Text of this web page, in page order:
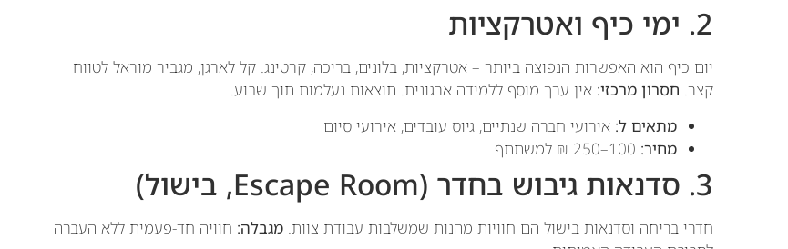
2. ימי כיף ואטרקציות
יום כיף הוא האפשרות הנפוצה ביותר – אטרקציות, בלונים, בריכה, קרטינג. קל לארגן, מגביר מוראל לטווח
קצר. חסרון מרכזי: אין ערך מוסף ללמידה ארגונית. תוצאות נעלמות תוך שבוע.
מתאים ל: אירועי חברה שנתיים, גיוס עובדים, אירועי סיום
מחיר:
3. סדנאות גיבוש בחדר (Escape Room, בישול)
חדרי בריחה וסדנאות בישול הם חוויות מהנות שמשלבות עבודת צוות. מגבלה: חוויה חד-פעמית ללא העברה